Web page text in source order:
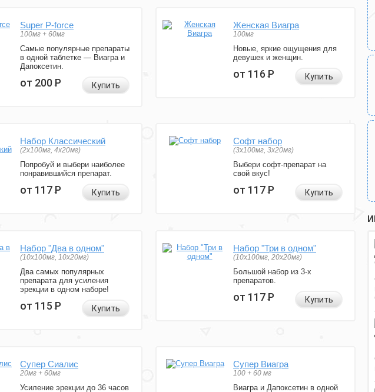
Super P-force
100мг + 60мг
Самые популярные препараты
в одной таблетке — Виагра и
Дапоксетин.
от 200Р Купить
Женская Виагра
100мг
Новые, яркие ощущения для
девушек и женщин.
от 116Р Купить
Набор Классический
(2x100мг, 4x20мг)
Попробуй и выбери наиболее
понравившийся препарат.
от 117Р Купить
Софт набор
(3x100мг, 3x20мг)
Выбери софт-препарат на
свой вкус!
от 117Р Купить
Набор "Два в одном"
(10x100мг, 10x20мг)
Два самых популярных
препарата для усиления
эрекции в одном наборе!
от 115Р Купить
Набор "Три в одном"
(10x100мг, 20x20мг)
Большой набор из 3-х
препаратов.
от 117Р Купить
Супер Сиалис
20мг + 60мг
Усиление эрекции до 36 часов
Супер Виагра
100 + 60 мг
Виагра и Дапоксетин в одной